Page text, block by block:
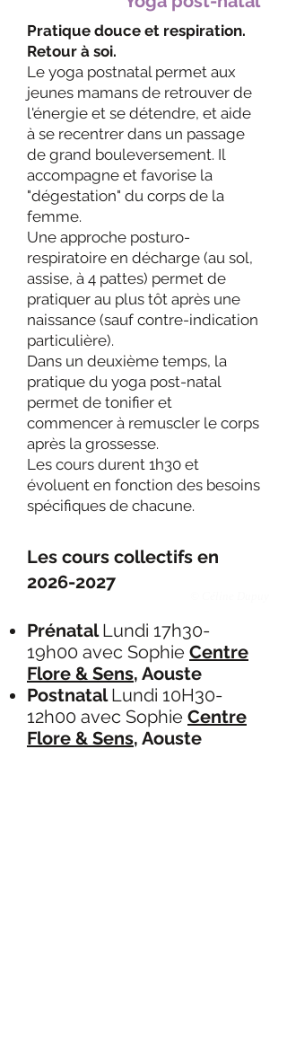
Pratique douce et respiration.
Retour à soi.
Le yoga postnatal permet aux
jeunes mamans de retrouver de
l'énergie et se détendre, et aide
à se recentrer dans un passage
de grand bouleversement. Il
accompagne et favorise la
"dégestation" du corps de la
femme.
Une approche posturo-
respiratoire en décharge (au sol,
assise, à 4 pattes) permet de
pratiquer au plus tôt après une
naissance (sauf contre-indication
particulière).
Dans un deuxième temps, la
pratique du yoga post-natal
permet de tonifier et
commencer à remuscler le corps
après la grossesse.
Les cours durent 1h30 et
évoluent en fonction des besoins
spécifiques de chacune.
Les cours collectifs en
2026-2027
PrénatalLundi 17h30-
19h00 avec Sophie Centre
Flore & Sens, Aouste
PostnatalLundi 10H30-
12h00 avec Sophie Centre
Flore & Sens, Aouste